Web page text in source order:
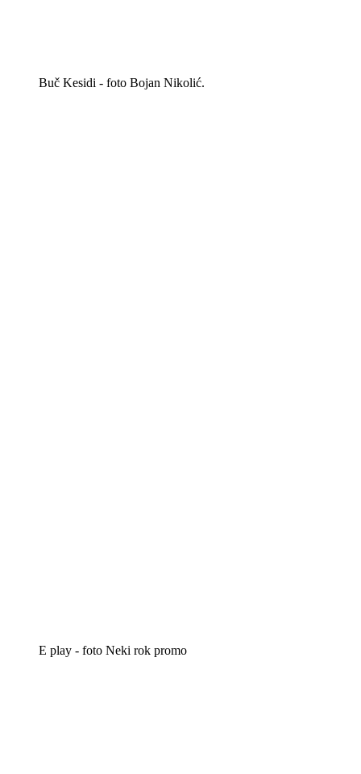
Buč Kesidi - foto Bojan Nikolić.
E play - foto Neki rok promo